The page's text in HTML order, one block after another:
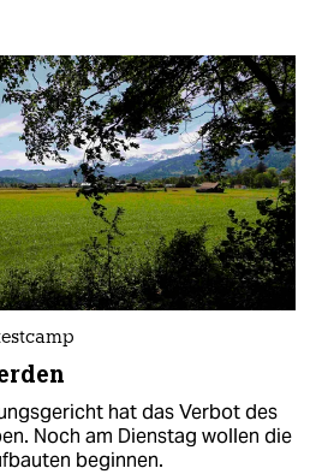
hat das Verbot des
Noch am Dienstag wollen die
beginnen.